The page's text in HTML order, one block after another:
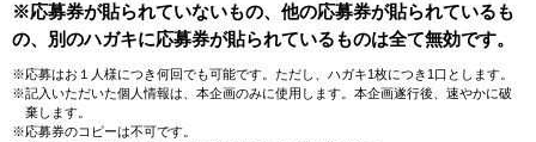
※応募券が貼られていないもの、他の応募券が貼られているも
の、別のハガキに応募券が貼られているものは全て無効です。
応募はお１人様につき何回でも可能です。ただし、ハガキ1枚につき1口とします。
記入いただいた個人情報は、本企画のみに使用します。本企画遂行後、速やかに破
棄します。
応募券のコピーは不可です。